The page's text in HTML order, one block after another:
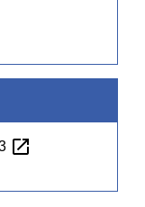
open_in_new